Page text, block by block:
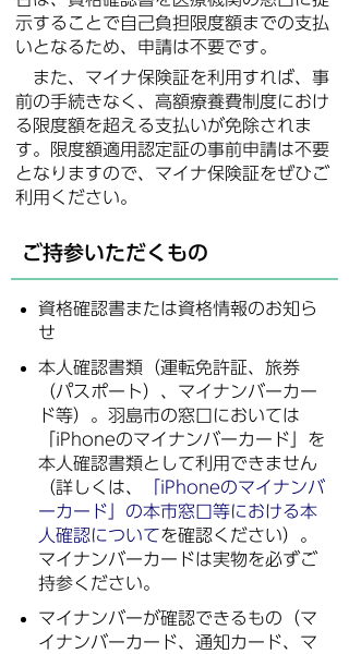
示することで自己負担限度額までの支払
いとなるため、申請は不要です。
また、マイナ保険証を利用すれば、事
前の手続きなく、高額療養費制度におけ
る限度額を超える支払いが免除されま
す。限度額適用認定証の事前申請は不要
となりますので、マイナ保険証をぜひご
利用ください。
ご持参いただくもの
資格確認書または資格情報のお知ら
せ
本人確認書類（運転免許証、旅券
（パスポート）、マイナンバーカー
ド等）。羽島市の窓口においては
「iPhoneのマイナンバーカード」を
本人確認書類として利用できません
（詳しくは、
「iPhoneのマイナンバ
ーカード」の本市窓口等における本
人確認についてを確認ください）。
マイナンバーカードは実物を必ずご
持参ください。
マイナンバーが確認できるもの（マ
イナンバーカード、通知カード、マ